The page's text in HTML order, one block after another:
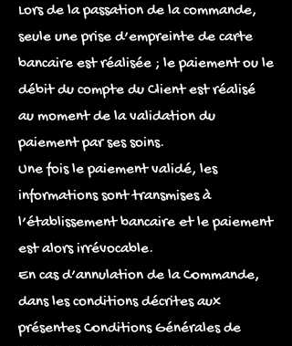
Lors de la passation de la commande,
seule une prise d’empreinte de carte
bancaire est réalisée ; le paiement ou le
débit du compte du Client est réalisé
au moment de la validation du
paiement par ses soins.
Une fois le paiement validé, les
informations sont transmises à
l’établissement bancaire et le paiement
est alors irrévocable.
En cas d’annulation de la Commande,
dans les conditions décrites aux
présentes Conditions Générales de